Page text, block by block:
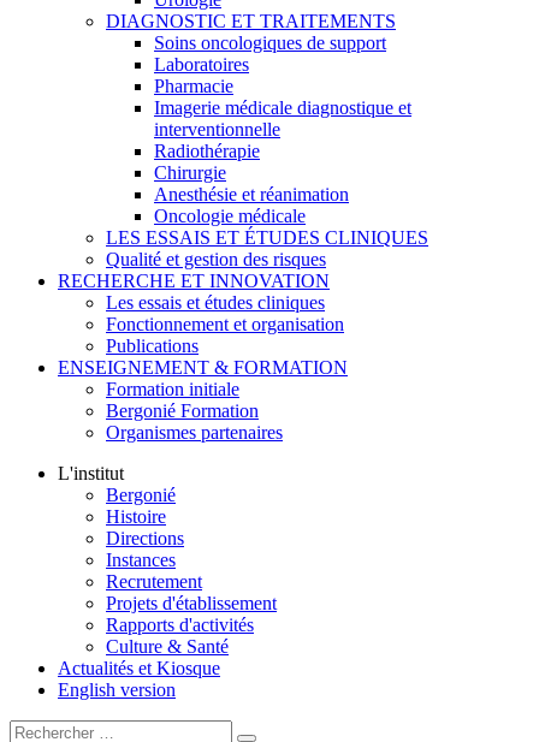
DIAGNOSTIC ET TRAITEMENTS
Soins oncologiques de support
Laboratoires
Pharmacie
Imagerie médicale diagnostique et
interventionnelle
Radiothérapie
Chirurgie
Anesthésie et réanimation
Oncologie médicale
LES ESSAIS ET ÉTUDES CLINIQUES
Qualité et gestion des risques
RECHERCHE ET INNOVATION
Les essais et études cliniques
Fonctionnement et organisation
Publications
ENSEIGNEMENT & FORMATION
Formation initiale
Bergonié Formation
Organismes partenaires
L'institut
Bergonié
Histoire
Directions
Instances
Recrutement
Projets d'établissement
Rapports d'activités
Culture & Santé
Actualités et Kiosque
English version
Rechercher :